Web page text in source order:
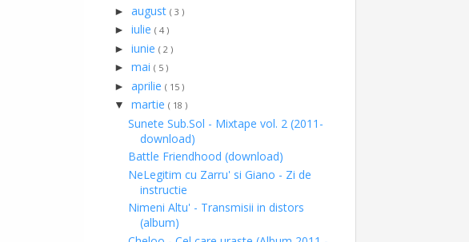
► august ( 3 )
► iulie ( 4 )
► iunie ( 2 )
► mai ( 5 )
► aprilie ( 15 )
▼ martie ( 18 )
Sunete Sub.Sol - Mixtape vol. 2 (2011-
download)
Battle Friendhood (download)
NeLegitim cu Zarru' si Giano - Zi de
instructie
Nimeni Altu' - Transmisii in distors
(album)